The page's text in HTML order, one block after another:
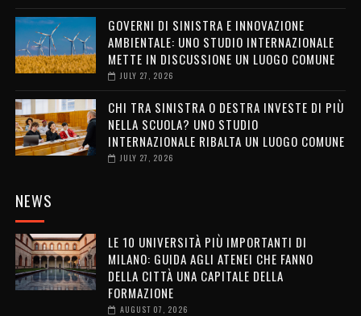
GOVERNI DI SINISTRA E INNOVAZIONE
AMBIENTALE: UNO STUDIO INTERNAZIONALE
METTE IN DISCUSSIONE UN LUOGO COMUNE
JULY 27, 2026
CHI TRA SINISTRA O DESTRA INVESTE DI PIÙ
NELLA SCUOLA? UNO STUDIO
INTERNAZIONALE RIBALTA UN LUOGO COMUNE
JULY 27, 2026
NEWS
LE 10 UNIVERSITÀ PIÙ IMPORTANTI DI
MILANO: GUIDA AGLI ATENEI CHE FANNO
DELLA CITTÀ UNA CAPITALE DELLA
FORMAZIONE
AUGUST 07, 2026